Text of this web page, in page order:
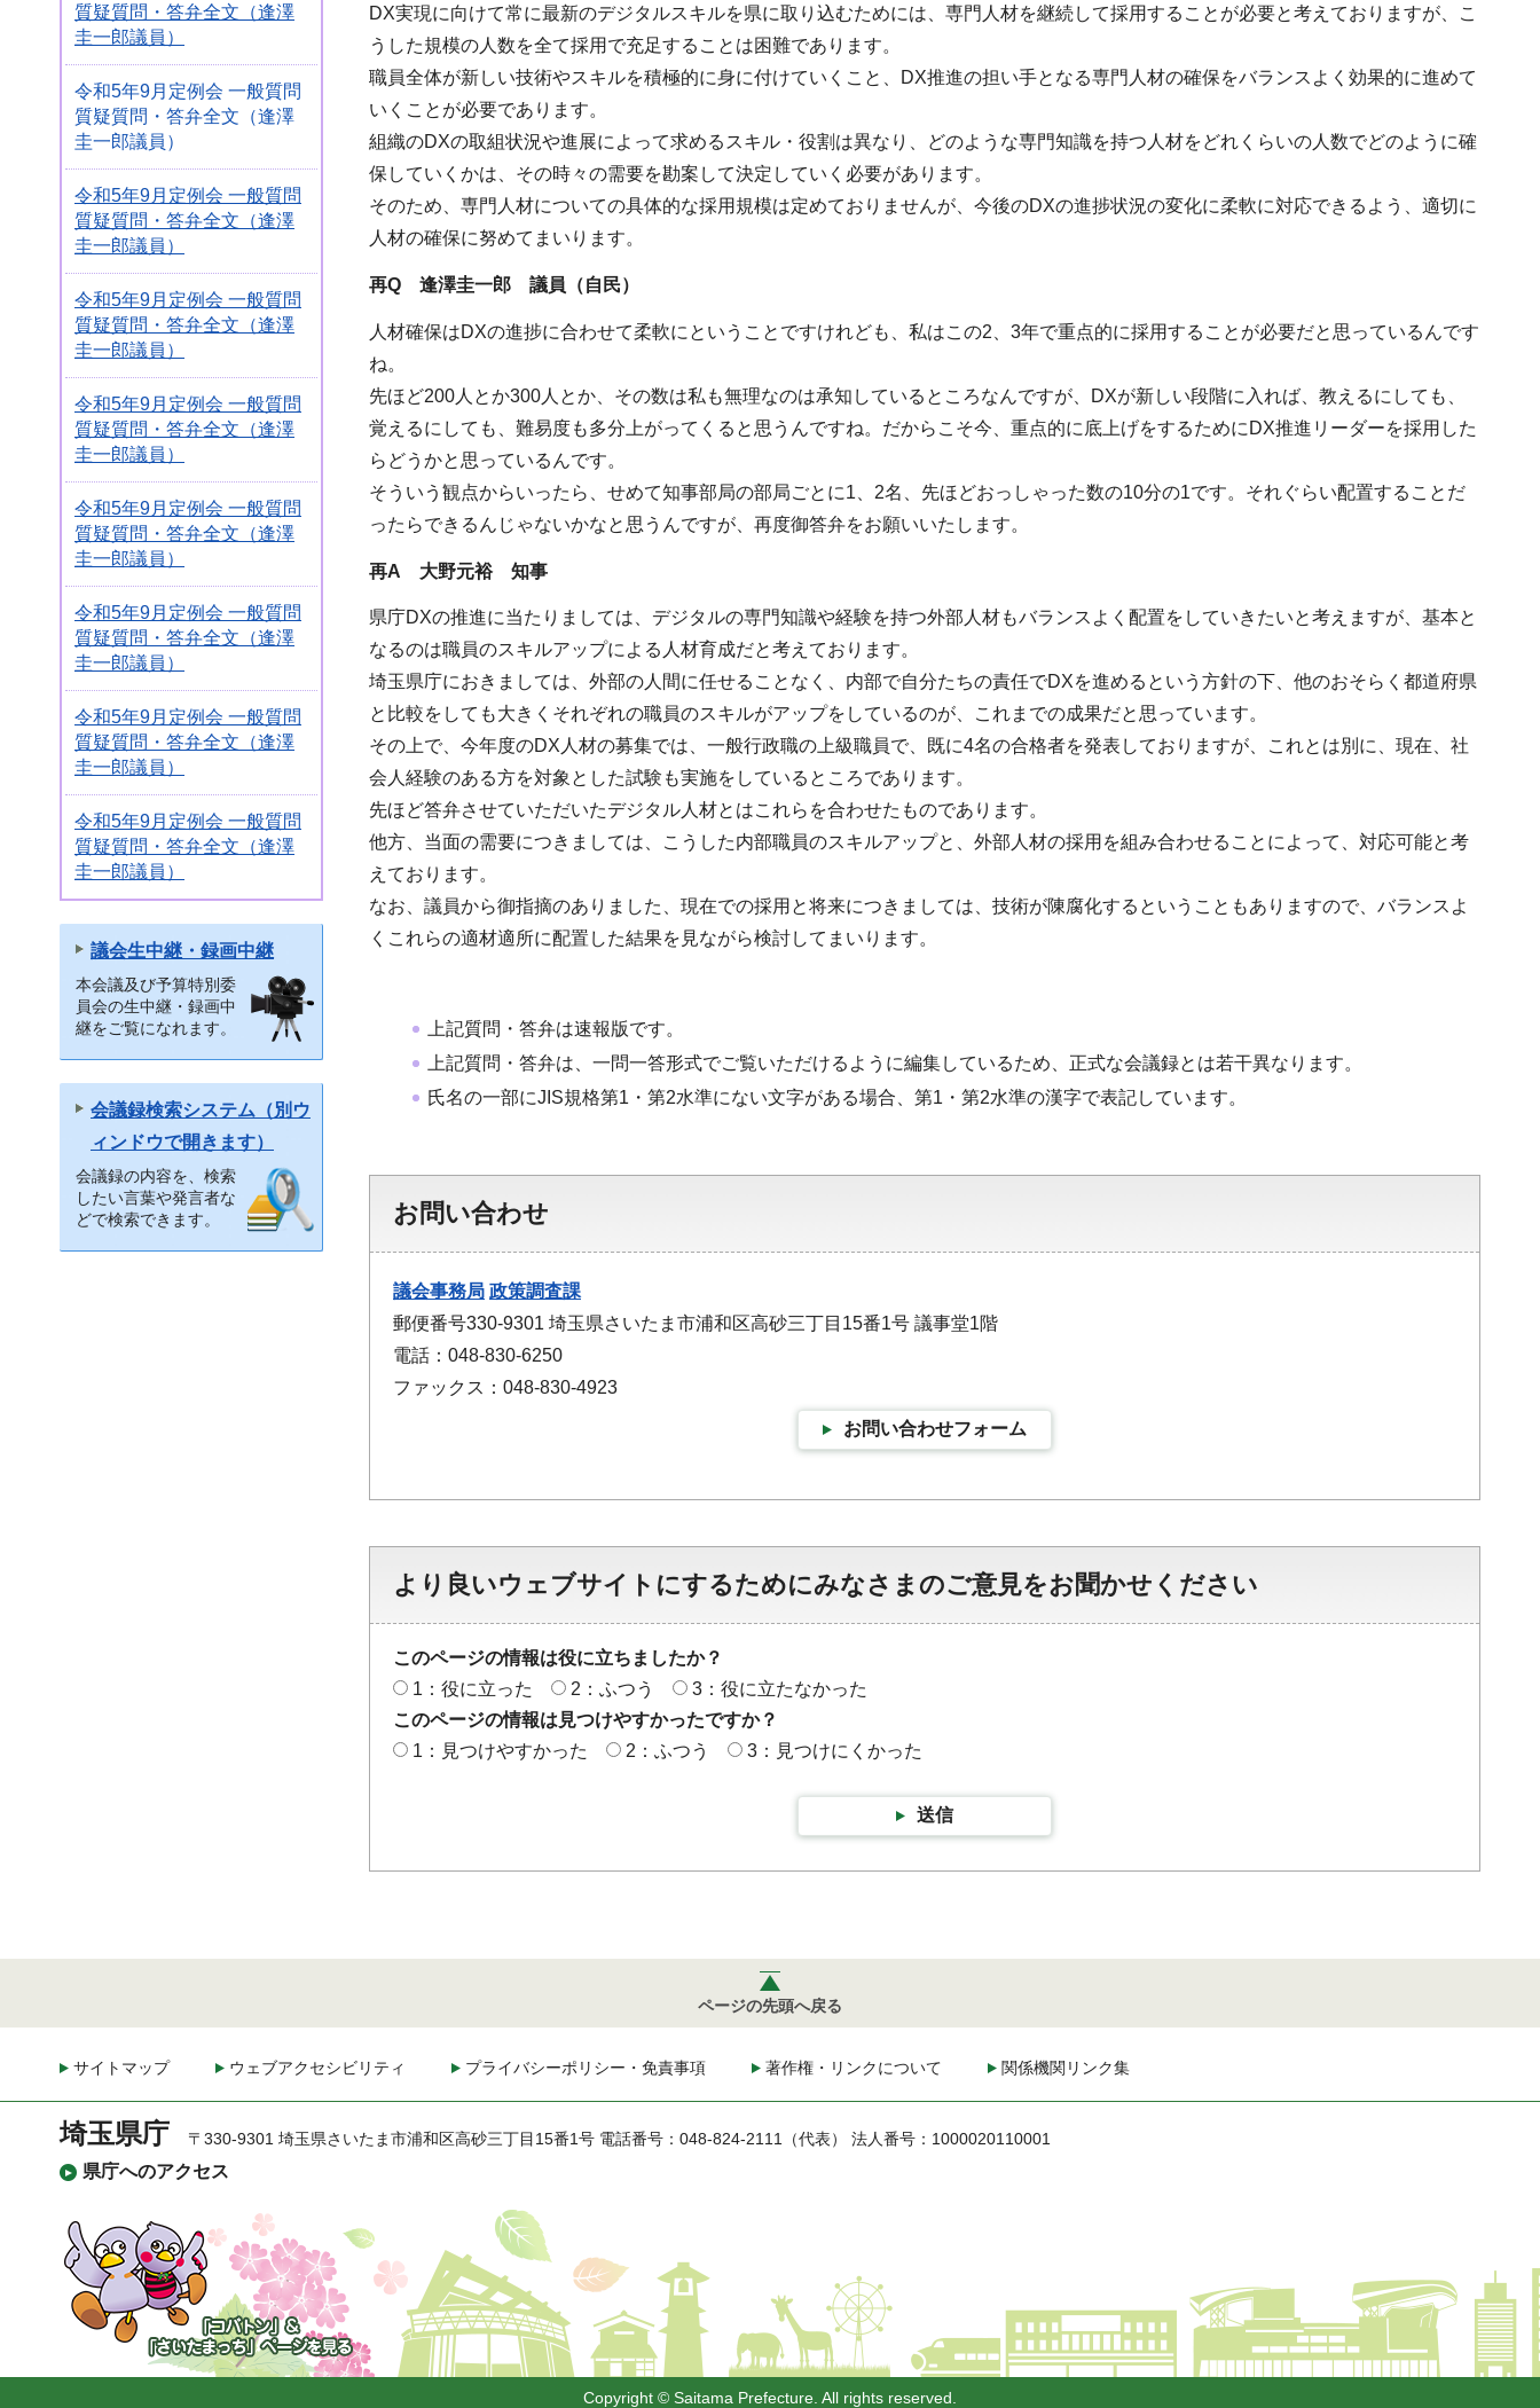
質疑質問・答弁全文（逢澤
圭一郎議員）
令和5年9月定例会 一般質問
質疑質問・答弁全文（逢澤
圭一郎議員）
令和5年9月定例会 一般質問
質疑質問・答弁全文（逢澤
圭一郎議員）
令和5年9月定例会 一般質問
質疑質問・答弁全文（逢澤
圭一郎議員）
令和5年9月定例会 一般質問
質疑質問・答弁全文（逢澤
圭一郎議員）
令和5年9月定例会 一般質問
質疑質問・答弁全文（逢澤
圭一郎議員）
令和5年9月定例会 一般質問
質疑質問・答弁全文（逢澤
圭一郎議員）
令和5年9月定例会 一般質問
質疑質問・答弁全文（逢澤
圭一郎議員）
令和5年9月定例会 一般質問
質疑質問・答弁全文（逢澤
圭一郎議員）
議会生中継・録画中継
本会議及び予算特別委
員会の生中継・録画中
継をご覧になれます。
会議録検索システム（別ウ
ィンドウで開きます）
会議録の内容を、検索
したい言葉や発言者な
どで検索できます。
DX実現に向けて常に最新のデジタルスキルを県に取り込むためには、専門人材を継続して採用することが必要と考えておりますが、こ
うした規模の人数を全て採用で充足することは困難であります。
職員全体が新しい技術やスキルを積極的に身に付けていくこと、DX推進の担い手となる専門人材の確保をバランスよく効果的に進めて
いくことが必要であります。
組織のDXの取組状況や進展によって求めるスキル・役割は異なり、どのような専門知識を持つ人材をどれくらいの人数でどのように確
保していくかは、その時々の需要を勘案して決定していく必要があります。
そのため、専門人材についての具体的な採用規模は定めておりませんが、今後のDXの進捗状況の変化に柔軟に対応できるよう、適切に
人材の確保に努めてまいります。
再Q 逢澤圭一郎 議員（自民）
人材確保はDXの進捗に合わせて柔軟にということですけれども、私はこの2、3年で重点的に採用することが必要だと思っているんです
ね。
先ほど200人とか300人とか、その数は私も無理なのは承知しているところなんですが、DXが新しい段階に入れば、教えるにしても、
覚えるにしても、難易度も多分上がってくると思うんですね。だからこそ今、重点的に底上げをするためにDX推進リーダーを採用した
らどうかと思っているんです。
そういう観点からいったら、せめて知事部局の部局ごとに1、2名、先ほどおっしゃった数の10分の1です。それぐらい配置することだ
ったらできるんじゃないかなと思うんですが、再度御答弁をお願いいたします。
再A 大野元裕 知事
県庁DXの推進に当たりましては、デジタルの専門知識や経験を持つ外部人材もバランスよく配置をしていきたいと考えますが、基本と
なるのは職員のスキルアップによる人材育成だと考えております。
埼玉県庁におきましては、外部の人間に任せることなく、内部で自分たちの責任でDXを進めるという方針の下、他のおそらく都道府県
と比較をしても大きくそれぞれの職員のスキルがアップをしているのが、これまでの成果だと思っています。
その上で、今年度のDX人材の募集では、一般行政職の上級職員で、既に4名の合格者を発表しておりますが、これとは別に、現在、社
会人経験のある方を対象とした試験も実施をしているところであります。
先ほど答弁させていただいたデジタル人材とはこれらを合わせたものであります。
他方、当面の需要につきましては、こうした内部職員のスキルアップと、外部人材の採用を組み合わせることによって、対応可能と考
えております。
なお、議員から御指摘のありました、現在での採用と将来につきましては、技術が陳腐化するということもありますので、バランスよ
くこれらの適材適所に配置した結果を見ながら検討してまいります。
上記質問・答弁は速報版です。
上記質問・答弁は、一問一答形式でご覧いただけるように編集しているため、正式な会議録とは若干異なります。
氏名の一部にJIS規格第1・第2水準にない文字がある場合、第1・第2水準の漢字で表記しています。
お問い合わせ
議会事務局 政策調査課
郵便番号330-9301 埼玉県さいたま市浦和区高砂三丁目15番1号 議事堂1階
電話：048-830-6250
ファックス：048-830-4923
お問い合わせフォーム
より良いウェブサイトにするためにみなさまのご意見をお聞かせください
このページの情報は役に立ちましたか？
1：役に立った
2：ふつう
3：役に立たなかった
このページの情報は見つけやすかったですか？
1：見つけやすかった
2：ふつう 3：見つけにくかった
送信
ページの先頭へ戻る
サイトマップ ウェブアクセシビリティ プライバシーポリシー・免責事項 著作権・リンクについて 関係機関リンク集
埼玉県庁
県庁へのアクセス
〒330-9301 埼玉県さいたま市浦和区高砂三丁目15番1号 電話番号：048-824-2111（代表） 法人番号：1000020110001
「コバトン」&「さいた
まっち」
Copyright © Saitama Prefecture. All rights reserved.